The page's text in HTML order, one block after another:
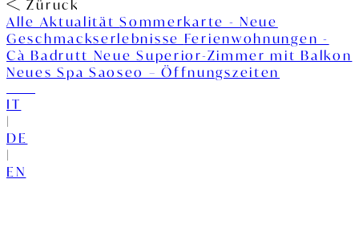
Züruck
Alle AktualitätSommerkarte - Neue
Geschmackserlebnisse Ferienwohnungen -
Cà Badrutt Neue Superior-Zimmer mit Balkon
Neues Spa Saoseo – Öffnungszeiten
IT
|
DE
|
EN